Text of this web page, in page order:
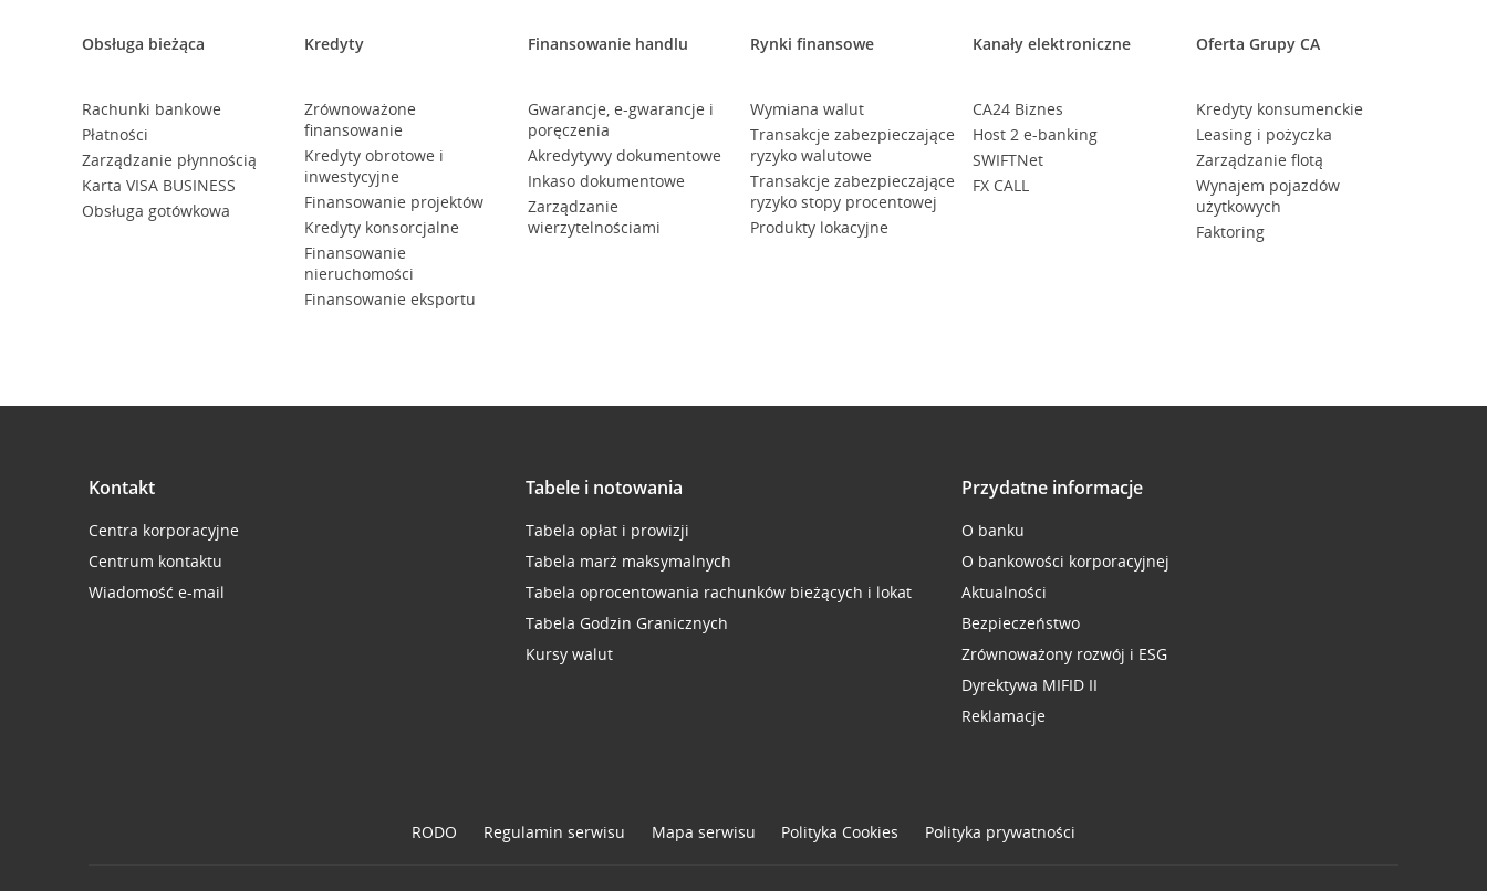
Obsługa bieżąca
Rachunki bankowe
Płatności
Zarządzanie płynnością
Karta VISA BUSINESS
Obsługa gotówkowa
Kredyty
Zrównoważone
finansowanie
Kredyty obrotowe i
inwestycyjne
Finansowanie projektów
Kredyty konsorcjalne
Finansowanie
nieruchomości
Finansowanie eksportu
Finansowanie handlu
Gwarancje, e-gwarancje i
poręczenia
Akredytywy dokumentowe
Inkaso dokumentowe
Zarządzanie
wierzytelnościami
Rynki finansowe
Wymiana walut
Transakcje zabezpieczające
ryzyko walutowe
Transakcje zabezpieczające
ryzyko stopy procentowej
Produkty lokacyjne
Kanały elektroniczne
CA24 Biznes
Host 2 e-banking
SWIFTNet
FX CALL
Oferta Grupy CA
Kredyty konsumenckie
Leasing i pożyczka
Zarządzanie flotą
Wynajem pojazdów
użytkowych
Faktoring
Kontakt
Centra korporacyjne
Centrum kontaktu
Wiadomość e-mail
Tabele i notowania
Tabela opłat i prowizji
Tabela marż maksymalnych
Tabela oprocentowania rachunków bieżących i lokat
Tabela Godzin Granicznych
Kursy walut
Przydatne informacje
O banku
O bankowości korporacyjnej
Aktualności
Bezpieczeństwo
Zrównoważony rozwój i ESG
Dyrektywa MIFID II
Reklamacje
RODO Regulamin serwisu Mapa serwisu Polityka Cookies Polityka prywatności